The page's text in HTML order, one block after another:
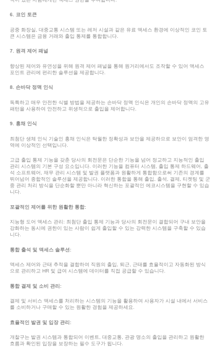
6. 코인 토큰
공중 화장실, 대중교통 시스템 또는 레저 시설과 같은 유료 액세스 환경에 이상적인 코인 토
큰 시스템은 금융 거래와 출입 통제를 통합합니다.
7. 원격 제어 패널
향상된 제어와 유연성을 위해 원격 제어 패널을 통해 원거리에서도 조작할 수 있어 액세스
포인트 관리에 편리한 솔루션을 제공합니다.
8. 손바닥 정맥 인식
독특하고 매우 안전한 식별 방법을 제공하는 손바닥 정맥 인식은 개인의 손바닥 정맥의 고유
패턴을 사용하여 안전하고 위생적으로 출입을 제어합니다.
9. 홍채 인식
최첨단 생체 인식 기술인 홍채 인식은 탁월한 정확성과 보안을 제공하므로 보안이 엄격한 영
역에 이상적인 선택입니다.
고급 출입 통제 기능을 갖춘 당사의 회전문은 단순한 기능을 넘어 정교하고 지능적인 출입
관리 시스템의 기본 구성 요소입니다. 이러한 기능을 컴퓨터 시스템, 출입 통제 하드웨어, 출
석 소프트웨어, 재무 관리 시스템 및 발권 플랫폼과 원활하게 통합함으로써 기존의 경계를
뛰어넘어 종합적인 솔루션을 제공합니다. 이러한 통합을 통해 출입, 출석, 결제, 티켓팅 및 군
중 관리 처리 방식을 단순화할 뿐만 아니라 혁신하는 포괄적인 에코시스템을 구현할 수 있습
니다.
포괄적인 제어를 위한 원활한 통합:
지능형 도어 액세스 관리: 최첨단 출입 통제 기능과 당사의 회전문이 결합되어 구내 보안을
강화하는 동시에 권한이 있는 사람이 쉽게 출입할 수 있는 강력한 시스템을 구축할 수 있습
니다.
통합 출석 및 액세스 솔루션:
액세스 제어와 근태 추적을 결합하여 직원의 출입, 퇴근, 근태를 효율적이고 자동화된 방식
으로 관리하고 HR 및 급여 시스템에 데이터를 직접 공급할 수 있습니다.
통합 결제 및 소비 관리:
결제 및 서비스 액세스를 처리하는 시스템의 기능을 활용하여 사용자가 시설 내에서 서비스
를 소비하거나 구매할 수 있는 원활한 경험을 제공하세요.
효율적인 발권 및 입장 관리:
개찰구는 발권 시스템과 통합되어 이벤트, 대중교통, 관광 명소의 출입을 관리하고 원활한
흐름과 확인된 입장을 보장하는 필수 도구가 됩니다.